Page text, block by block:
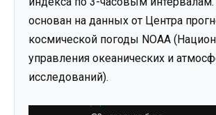
основан на данных от Центра
космической погоды NOAA
управления океанических и
исследований).